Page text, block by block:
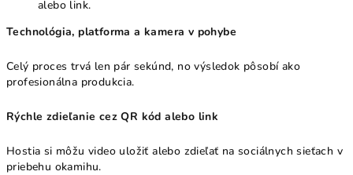
alebo link.
Technológia, platforma a kamera v pohybe
Celý proces trvá len pár sekúnd, no výsledok pôsobí ako
profesionálna produkcia.
Rýchle zdieľanie cez QR kód alebo link
Hostia si môžu video uložiť alebo zdieľať na sociálnych sieťach v
priebehu okamihu.